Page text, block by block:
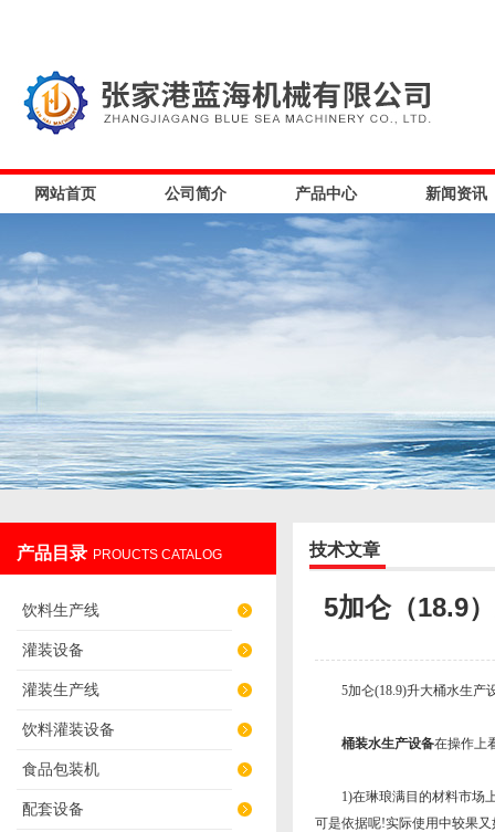
网站首页 公司简介 产品中心 新闻资讯
产品目录 PROUCTS CATALOG
饮料生产线
灌装设备
灌装生产线
饮料灌装设备
食品包装机
配套设备
技术文章
5加仑（18.9
5加仑(18.9)升大桶水生产
桶装水生产设备在操作上
1)在琳琅满目的材料市场
可是依据呢!实际使用中较果又